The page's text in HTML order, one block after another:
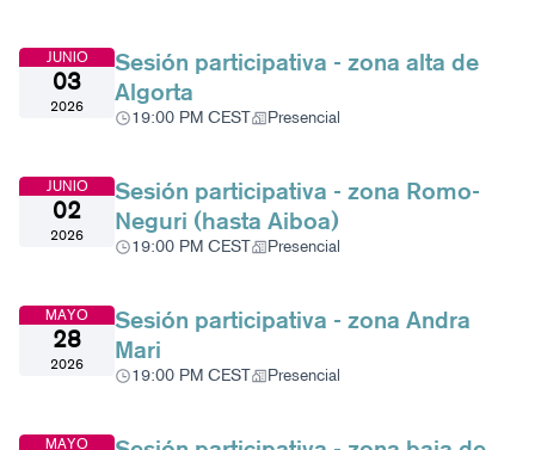
JUNIO
03
2026
Sesión participativa - zona alta de
Algorta
19:00 PM CEST Presencial
JUNIO
02
2026
Sesión participativa - zona Romo-
Neguri (hasta Aiboa)
19:00 PM CEST Presencial
MAYO
28
2026
Sesión participativa - zona Andra
Mari
19:00 PM CEST Presencial
MAYO